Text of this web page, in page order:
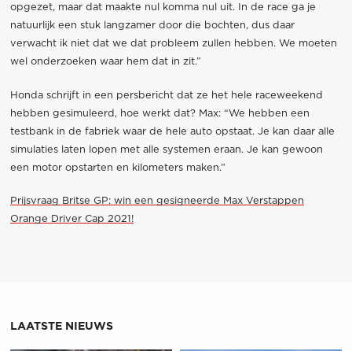
opgezet, maar dat maakte nul komma nul uit. In de race ga je
natuurlijk een stuk langzamer door die bochten, dus daar
verwacht ik niet dat we dat probleem zullen hebben. We moeten
wel onderzoeken waar hem dat in zit.”
Honda schrijft in een persbericht dat ze het hele raceweekend
hebben gesimuleerd, hoe werkt dat? Max: “We hebben een
testbank in de fabriek waar de hele auto opstaat. Je kan daar alle
simulaties laten lopen met alle systemen eraan. Je kan gewoon
een motor opstarten en kilometers maken.”
Prijsvraag Britse GP: win een gesigneerde Max Verstappen
Orange Driver Cap 2021!
LAATSTE NIEUWS